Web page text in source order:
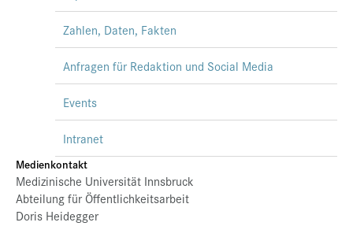
Zahlen, Daten, Fakten
Anfragen für Redaktion und Social Media
Events
Intranet
Medienkontakt
Medizinische Universität Innsbruck
Abteilung für Öffentlichkeitsarbeit
Doris Heidegger